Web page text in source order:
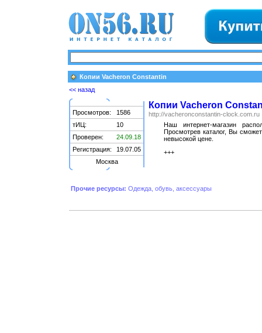
Копии Vacheron Constantin
<< назад
Просмотров:
1586
тИЦ:
10
Проверен:
24.09.18
Регистрация:
19.07.05
Москва
Копии Vacheron
http://vacheronconstantin-clock.com.ru
Наш интернет-магазин
Просмотрев каталог, Вы
невысокой цене.
+++
Прочие ресурсы: Одежда, обувь, аксессуары